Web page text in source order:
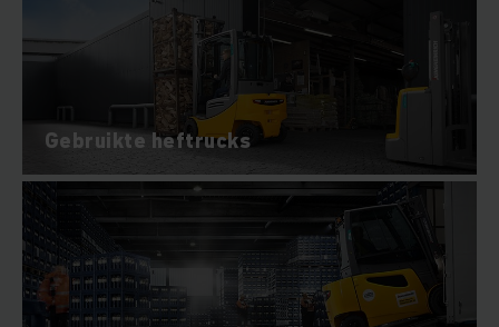
Gebruikte heftrucks